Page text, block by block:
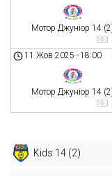
Мотор Джуніор 14
11 Жов 2025 -18:00
Мотор Джуніор 14
Kids 14 (2)